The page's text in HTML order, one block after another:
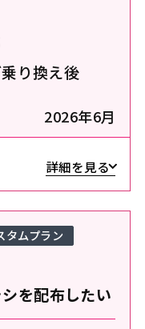
り換え後
2026年6月
詳細を見る
を配布したい
タムプラン